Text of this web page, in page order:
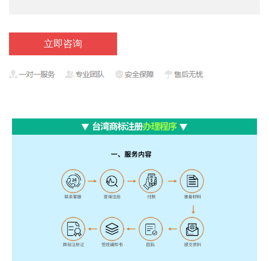
立即咨询